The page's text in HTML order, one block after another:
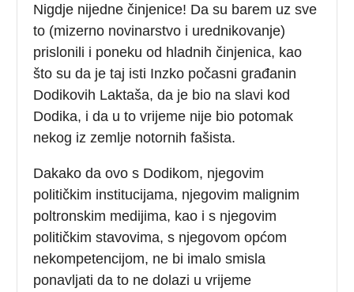
Nigdje nijedne činjenice! Da su barem uz sve
to (mizerno novinarstvo i urednikovanje)
prislonili i poneku od hladnih činjenica, kao
što su da je taj isti Inzko počasni građanin
Dodikovih Laktaša, da je bio na slavi kod
Dodika, i da u to vrijeme nije bio potomak
nekog iz zemlje notornih fašista.
Dakako da ovo s Dodikom, njegovim
političkim institucijama, njegovim malignim
poltronskim medijima, kao i s njegovim
političkim stavovima, s njegovom općom
nekompetencijom, ne bi imalo smisla
ponavljati da to ne dolazi u vrijeme